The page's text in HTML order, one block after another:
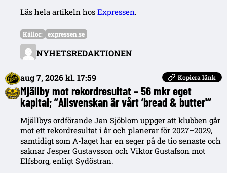
Läs hela artikeln hos Expressen.
NYHETSREDAKTIONEN
Källor: expressen.se
aug 7, 2026 kl. 17:59 Kopiera länk
Mjällby mot rekordresultat – 56 mkr eget
kapital; ”Allsvenskan är vårt ’bread & butter'”
Mjällbys ordförande Jan Sjöblom uppger att klubben går
mot ett rekordresultat i år och planerar för 2027–2029,
samtidigt som A-laget har en seger på de tio senaste och
saknar Jesper Gustavsson och Viktor Gustafson mot
Elfsborg, enligt Sydöstran.